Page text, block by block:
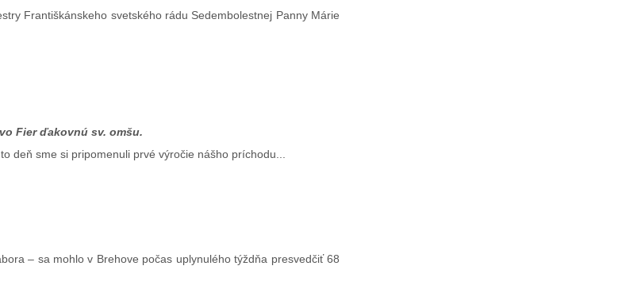
Františkánskeho svetského rádu Sedembolestnej Panny Márie
Fier ďakovnú sv. omšu.
deň sme si pripomenuli prvé výročie nášho príchodu...
– sa mohlo v Brehove počas uplynulého týždňa presvedčiť 68